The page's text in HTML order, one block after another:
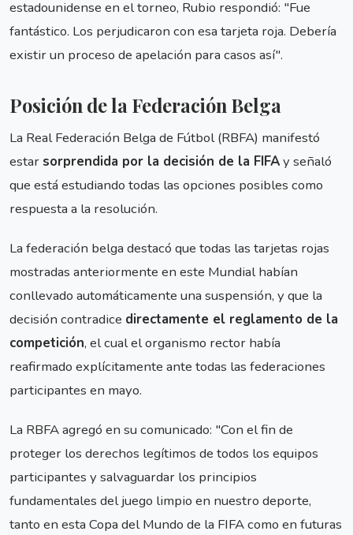
estadounidense en el torneo, Rubio respondió: "Fue
fantástico. Los perjudicaron con esa tarjeta roja. Debería
existir un proceso de apelación para casos así".
Posición de la Federación Belga
La Real Federación Belga de Fútbol (RBFA) manifestó
estar sorprendida por la decisión de la FIFAy señaló
que está estudiando todas las opciones posibles como
respuesta a la resolución.
La federación belga destacó que todas las tarjetas rojas
mostradas anteriormente en este Mundial habían
conllevado automáticamente una suspensión, y que la
decisión contradice directamente el reglamento de la
competición, el cual el organismo rector había
reafirmado explícitamente ante todas las federaciones
participantes en mayo.
La RBFA agregó en su comunicado: "Con el fin de
proteger los derechos legítimos de todos los equipos
participantes y salvaguardar los principios
fundamentales del juego limpio en nuestro deporte,
tanto en esta Copa del Mundo de la FIFA como en futuras